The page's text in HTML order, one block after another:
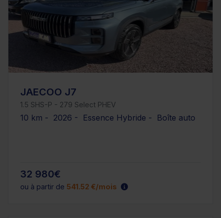
JAECOO J7
1.5 SHS-P - 279 Select PHEV
10 km - 2026 - Essence Hybride - Boîte auto
32 980€
ou à partir de 541.52 €/mois